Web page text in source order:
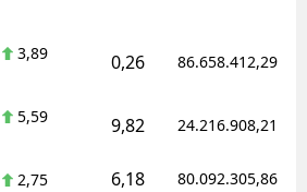
3,89 0,26 86.658.412,29
5,59 9,82 24.216.908,21
2,75 6,18 80.092.305,86